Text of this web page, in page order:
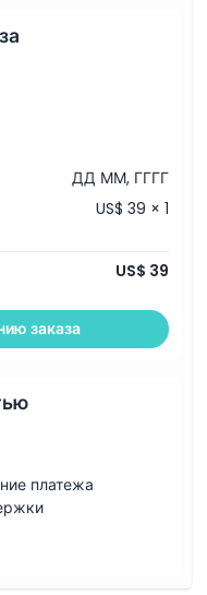
ДД ММ, ГГГГ
US$ 39 × 1
US$ 39
заказа
платежа